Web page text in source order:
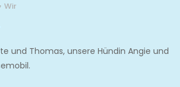
Wir
und Thomas, unsere Hündin Angie und